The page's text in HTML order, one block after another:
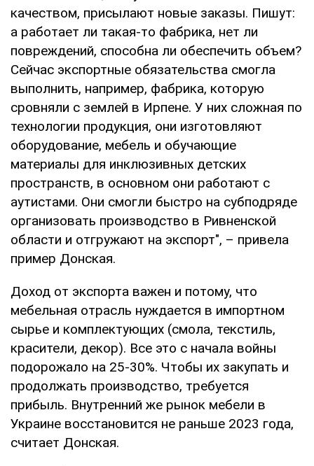
качеством, присылают новые заказы. Пишут:
а работает ли такая-то фабрика, нет ли
повреждений, способна ли обеспечить объем?
Сейчас экспортные обязательства смогла
выполнить, например, фабрика, которую
сровняли с землей в Ирпене. У них сложная по
технологии продукция, они изготовляют
оборудование, мебель и обучающие
материалы для инклюзивных детских
пространств, в основном они работают с
аутистами. Они смогли быстро на субподряде
организовать производство в Ривненской
области и отгружают на экспорт", – привела
пример Донская.
Доход от экспорта важен и потому, что
мебельная отрасль нуждается в импортном
сырье и комплектующих (смола, текстиль,
красители, декор). Все это с начала войны
подорожало на 25-30%. Чтобы их закупать и
продолжать производство, требуется
прибыль. Внутренний же рынок мебели в
Украине восстановится не раньше 2023 года,
считает Донская.